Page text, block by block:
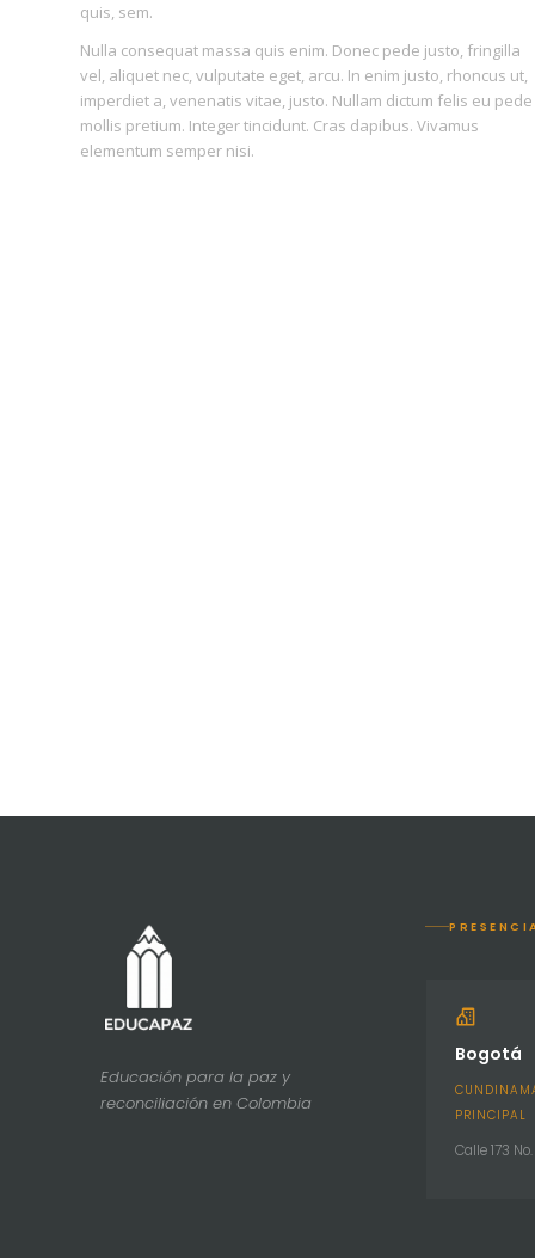
quis, sem.
Nulla consequat massa quis enim. Donec pede justo, fringilla
vel, aliquet nec, vulputate eget, arcu. In enim justo, rhoncus ut,
imperdiet a, venenatis vitae, justo. Nullam dictum felis eu pede
mollis pretium. Integer tincidunt. Cras dapibus. Vivamus
elementum semper nisi.
Educación para la paz y
reconciliación en Colombia
Bogotá
PRINCIPAL
Calle 173